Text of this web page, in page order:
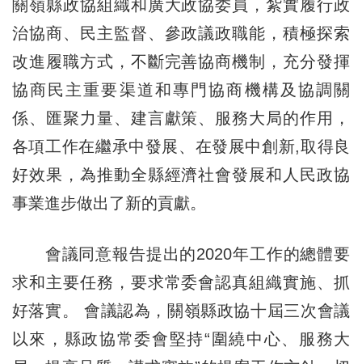
關嶺縣政協組織和廣大政協委員，紮實履行政
治協商、民主監督、參政議政職能，積極探索
改進履職方式，不斷完善協商機制，充分發揮
協商民主重要渠道和專門協商機構及協調關
係、匯聚力量、建言獻策、服務大局的作用，
各項工作在繼承中發展、在發展中創新,取得良
好效果，為推動全縣經濟社會發展和人民政協
事業進步做出了新的貢獻。
會議同意報告提出的2020年工作的總體要
求和主要任務，要求常委會認真組織實施、抓
好落實。 會議認為，關嶺縣政協十屆三次會議
以來，縣政協常委會堅持“圍繞中心、服務大